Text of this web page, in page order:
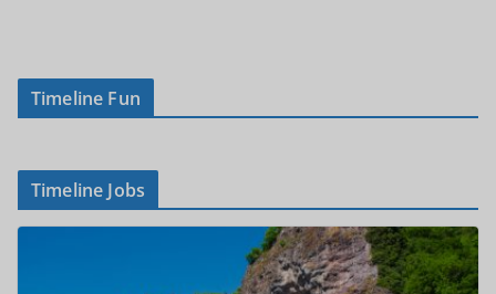
Timeline Fun
Timeline Jobs